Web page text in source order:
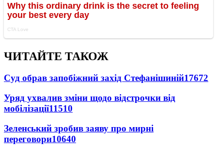
ЧИТАЙТЕ ТАКОЖ
Суд обрав запобіжний захід Стефанішиній17672
Уряд ухвалив зміни щодо відстрочки від
мобілізації11510
Зеленський зробив заяву про мирні
переговори10640